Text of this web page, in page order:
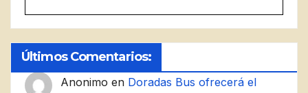
Últimos Comentarios:
Anonimo en Doradas Bus ofrecerá el